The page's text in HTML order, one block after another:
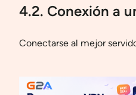
4.2. Conexión a
Conectarse al mejor